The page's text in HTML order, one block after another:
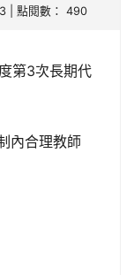
| 點閱數： 490
第3次長期代
內合理教師